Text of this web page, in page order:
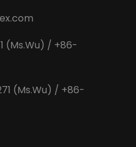
(Ms.Wu) / +86-
(Ms.Wu) / +86-